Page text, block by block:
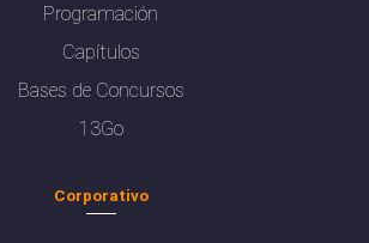
Programación
Capítulos
Bases de Concursos
13Go
Corporativo